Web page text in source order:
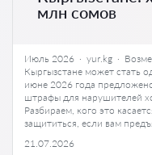
млн сомов
Июль 2026 · yur.kg ·
Кыргызстане может стать
июне 2026 года
штрафы для нарушителей
Разбираем, кого это
защититься, если вам
21.07.2026